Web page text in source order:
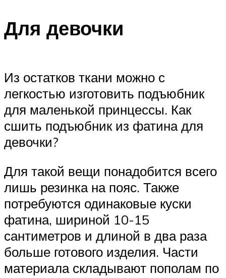
Для девочки
Из остатков ткани можно с
легкостью изготовить подъюбник
для маленькой принцессы. Как
сшить подъюбник из фатина для
девочки?
Для такой вещи понадобится всего
лишь резинка на пояс. Также
потребуются одинаковые куски
фатина, шириной 10-15
сантиметров и длиной в два раза
больше готового изделия. Части
материала складывают пополам по